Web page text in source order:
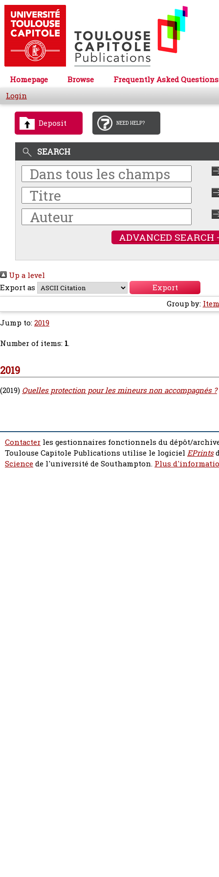
Homepage Browse
Frequently Asked Questions
Login
Deposit NEED HELP?
SEARCH
ADVANCED SEARCH
Up a level
Export as
Group by:
Jump to:2019
Number of items: 1.
2019
(2019) Quelles protection pour les mineurs non accompagnés ?
Contacter les gestionnaires fonctionnels du dépôt/
Toulouse Capitole Publications utilise le logiciel EPrints
Sciencede l'université de Southampton. Plus